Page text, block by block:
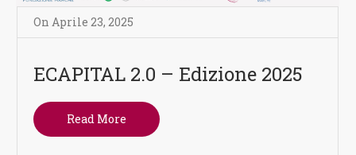
On Aprile 23, 2025
ECAPITAL 2.0 – Edizione 2025
Read More